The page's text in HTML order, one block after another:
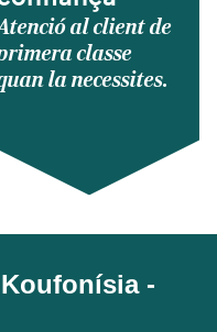
al client de
classe
la necessites.
-